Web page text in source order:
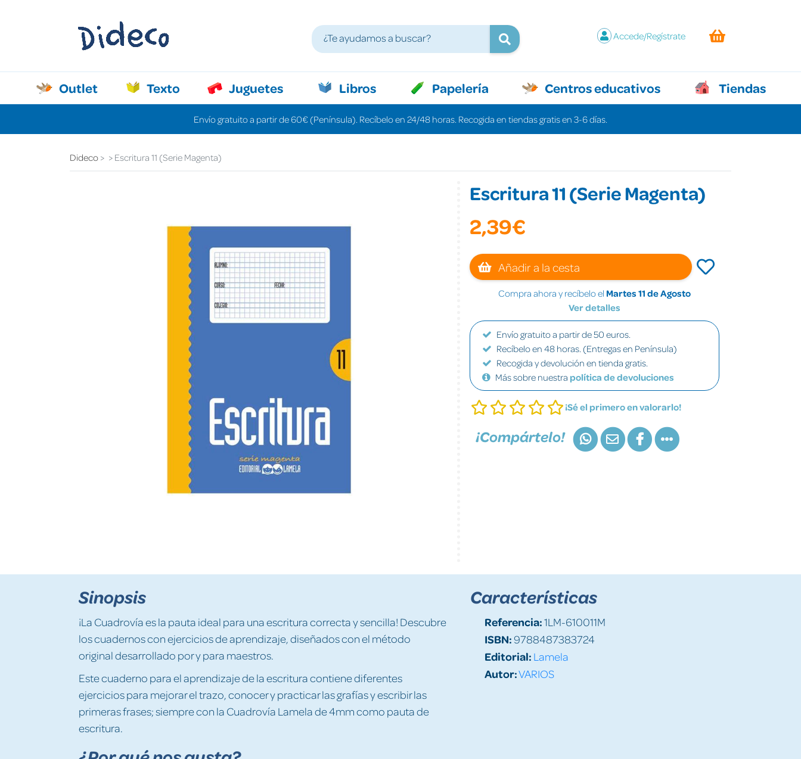
Accede/Regístrate
Outlet Texto Juguetes Libros Papelería Centros educativos Tiendas
Envío gratuito a partir de 60€ (Península). Recíbelo en 24/48 horas. Recogida en tiendas gratis en 3-6 días.
Dideco Escritura 11 (Serie Magenta)
Escritura 11 (Serie Magenta)
2,39€
Añadir a la cesta
Compra ahora y recíbelo el Martes 11 de Agosto
Ver detalles
Envío gratuito a partir de 50 euros.
Recíbelo en 48 horas. (Entregas en Península)
Recogida y devolución en tienda gratis.
Más sobre nuestra política de devoluciones
¡Sé el primero en valorarlo!
¡Compártelo!
Sinopsis
¡La Cuadrovía es la pauta ideal para una escritura correcta y sencilla! Descubre
los cuadernos con ejercicios de aprendizaje, diseñados con el método
original desarrollado por y para maestros.
Este cuaderno para el aprendizaje de la escritura contiene diferentes
ejercicios para mejorar el trazo, conocer y practicar las grafías y escribir las
primeras frases; siempre con la Cuadrovía Lamela de 4mm como pauta de
escritura.
Características
Referencia:1LM-610011M
ISBN:9788487383724
Editorial: Lamela
Autor:VARIOS